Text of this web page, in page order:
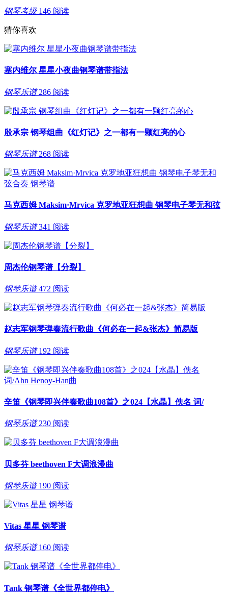
钢琴考级 146 阅读
猜你喜欢
塞内维尔 星星小夜曲钢琴谱带指法
钢琴乐谱 286 阅读
殷承宗 钢琴组曲《红灯记》之一都有一颗红亮的心
钢琴乐谱 268 阅读
马克西姆 Maksim·Mrvica 克罗地亚狂想曲 钢琴电子琴无和弦
钢琴乐谱 341 阅读
周杰伦钢琴谱【分裂】
钢琴乐谱 472 阅读
赵志军钢琴弹奏流行歌曲《何必在一起&张杰》简易版
钢琴乐谱 192 阅读
辛笛《钢琴即兴伴奏歌曲108首》之024【水晶】佚名 词/
钢琴乐谱 230 阅读
贝多芬 beethoven F大调浪漫曲
钢琴乐谱 190 阅读
Vitas 星星 钢琴谱
钢琴乐谱 160 阅读
Tank 钢琴谱《全世界都停电》